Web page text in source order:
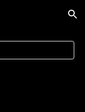
Skip to navigation